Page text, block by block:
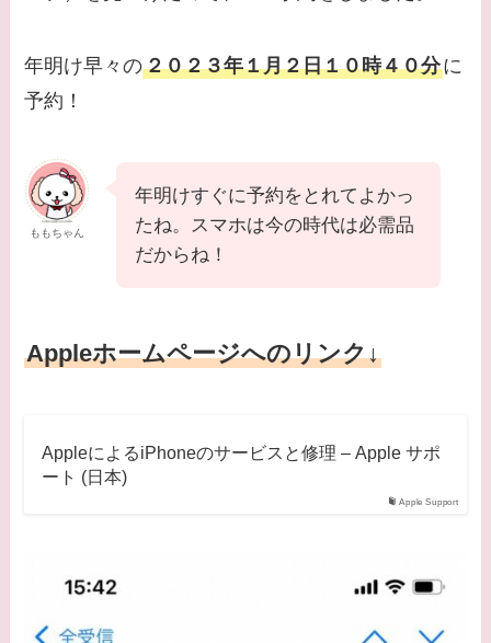
年明け早々の２０２３年１月２日１０時４０分に
予約！
ももちゃん
年明けすぐに予約をとれてよかっ
たね。スマホは今の時代は必需品
だからね！
Appleホームページへのリンク↓
Apple Support
AppleによるiPhoneのサービスと修理 – Apple サポ
ート (日本)